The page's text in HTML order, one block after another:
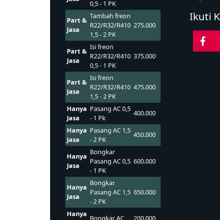
0,5 - 1 PK
Part &
Jasa
Tambah freon
R22/R32/R410
1,5 - 2 PK
275.000
Part &
Jasa
Isi freon
R22/R32/R410
0,5 - 1 PK
375.000
Part &
Jasa
Isi freon
R22/R32/R410
1,5 - 2 PK
475.000
Hanya
Jasa
Pasang AC 0,5
- 1 Pk
400.000
Hanya
Jasa
Pasang AC 1,5
- 2 PK
450.000
Hanya
Jasa
Bongkar
Pasang AC 0,5
- 1 PK
600.000
Hanya
Jasa
Bongkar
Pasang AC 1,5
- 2 PK
650.000
Hanya Bongkar AC 200.000
Ikuti